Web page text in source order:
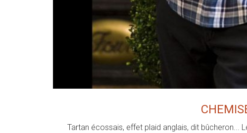
Tartan écossais, effet plaid anglais, dit bûcheron...